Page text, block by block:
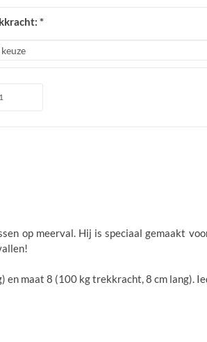
*
op meerval. Hij is speciaal gemaakt
maat 8 (100 kg trekkracht, 8 cm lang).